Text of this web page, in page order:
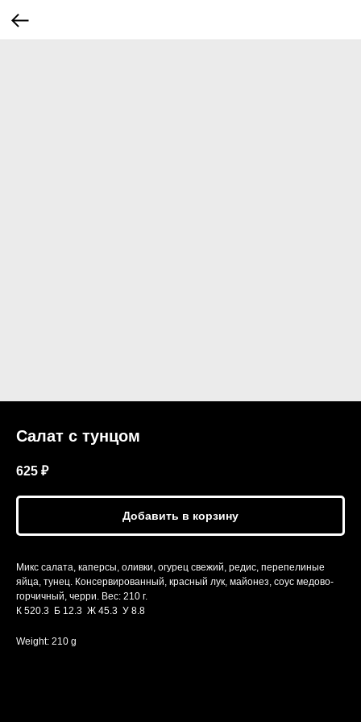
Салат с тунцом
625 ₽
Добавить в корзину
Микс салата, каперсы, оливки, огурец свежий, редис, перепелиные
яйца, тунец. Консервированный, красный лук, майонез, соус медово-
горчичный, черри. Вес: 210 г.
К 520.3 Б 12.3 Ж 45.3 У 8.8
Weight: 210 g